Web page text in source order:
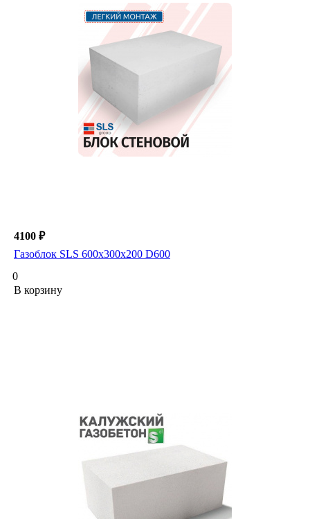
4100 ₽
Газоблок SLS 600х300х200 D600
0
В корзину